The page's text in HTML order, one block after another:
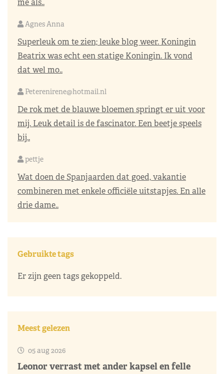
me als..
Agnes Anna
Superleuk om te zien; leuke blog weer. Koningin
Beatrix was echt een statige Koningin. Ik vond
dat wel mo..
Peterenirene@hotmail.nl
De rok met de blauwe bloemen springt er uit voor
mij. Leuk detail is de fascinator. Een beetje speels
bij..
pettje
Wat doen de Spanjaarden dat goed, vakantie
combineren met enkele officiële uitstapjes. En alle
drie dame..
Gebruikte tags
Er zijn geen tags gekoppeld.
Meest gelezen
05 aug 2026
Leonor verrast met ander kapsel en felle